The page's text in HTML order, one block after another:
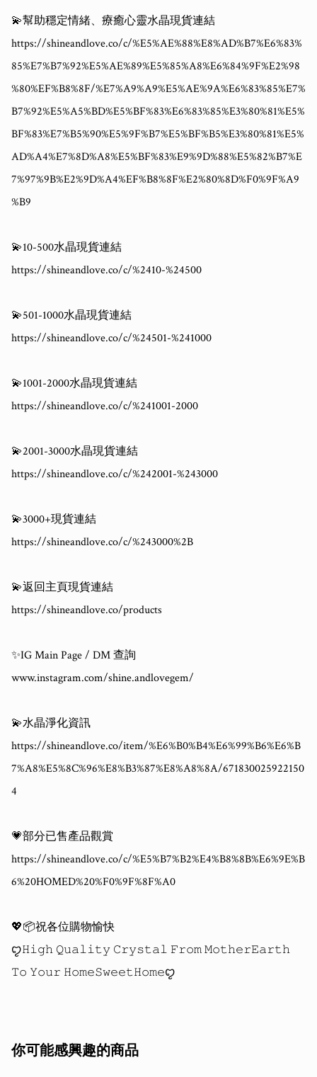
💫幫助穩定情緒、療癒心靈水晶現貨連結
https://shineandlove.co/c/%E5%AE%88%E8%AD%B7%E6%83%
85%E7%B7%92%E5%AE%89%E5%85%A8%E6%84%9F%E2%98
%80%EF%B8%8F/%E7%A9%A9%E5%AE%9A%E6%83%85%E7%
B7%92%E5%A5%BD%E5%BF%83%E6%83%85%E3%80%81%E5%
BF%83%E7%B5%90%E5%9F%B7%E5%BF%B5%E3%80%81%E5%
AD%A4%E7%8D%A8%E5%BF%83%E9%9D%88%E5%82%B7%E
7%97%9B%E2%9D%A4%EF%B8%8F%E2%80%8D%F0%9F%A9
%B9
💫10-500水晶現貨連結
https://shineandlove.co/c/%2410-%24500
💫501-1000水晶現貨連結
https://shineandlove.co/c/%24501-%241000
💫1001-2000水晶現貨連結
https://shineandlove.co/c/%241001-2000
💫2001-3000水晶現貨連結
https://shineandlove.co/c/%242001-%243000
💫3000+現貨連結
https://shineandlove.co/c/%243000%2B
💫返回主頁現貨連結
https://shineandlove.co/products
✨IG Main Page / DM 查詢
www.instagram.com/shine.andlovegem/
💫水晶淨化資訊
https://shineandlove.co/item/%E6%B0%B4%E6%99%B6%E6%B
7%A8%E5%8C%96%E8%B3%87%E8%A8%8A/671830025922150
4
💗部分已售產品觀賞
https://shineandlove.co/c/%E5%B7%B2%E4%B8%8B%E6%9E%B
6%20HOMED%20%F0%9F%8F%A0
💖📦祝各位購物愉快
ꨄ𝙷𝚒𝚐𝚑 𝚀𝚞𝚊𝚕𝚒𝚝𝚢 𝙲𝚛𝚢𝚜𝚝𝚊𝚕 𝙵𝚛𝚘𝚖 𝙼𝚘𝚝𝚑𝚎𝚛𝙴𝚊𝚛𝚝𝚑
你可能感興趣的商品